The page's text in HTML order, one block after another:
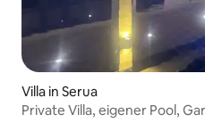
Villa in Serua
Private Villa, eigener Pool,